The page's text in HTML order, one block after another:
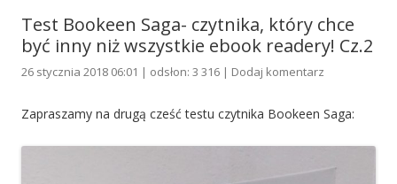
Test Bookeen Saga- czytnika, który chce
być inny niż wszystkie ebook readery! Cz.2
26 stycznia 2018 06:01 | odsłon: 3 316 | Dodaj komentarz
Zapraszamy na drugą cześć testu czytnika Bookeen Saga: